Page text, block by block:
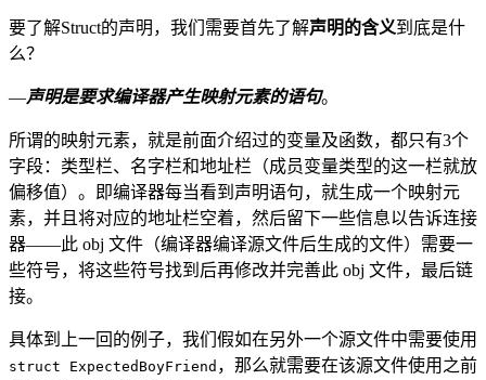
要了解Struct的声明，我们需要首先了解声明的含义到底是什
么？
—声明是要求编译器产生映射元素的语句。
所谓的映射元素，就是前面介绍过的变量及函数，都只有3个
字段：类型栏、名字栏和地址栏（成员变量类型的这一栏就放
偏移值）。即编译器每当看到声明语句，就生成一个映射元
素，并且将对应的地址栏空着，然后留下一些信息以告诉连接
器——此 obj 文件（编译器编译源文件后生成的文件）需要一
些符号，将这些符号找到后再修改并完善此 obj 文件，最后链
接。
具体到上一回的例子，我们假如在另外一个源文件中需要使用
struct ExpectedBoyFriend ，那么就需要在该源文件使用之前